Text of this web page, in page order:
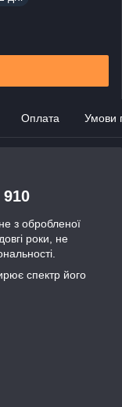
Оплата Умови
з обробленої
роки, не
спектр його